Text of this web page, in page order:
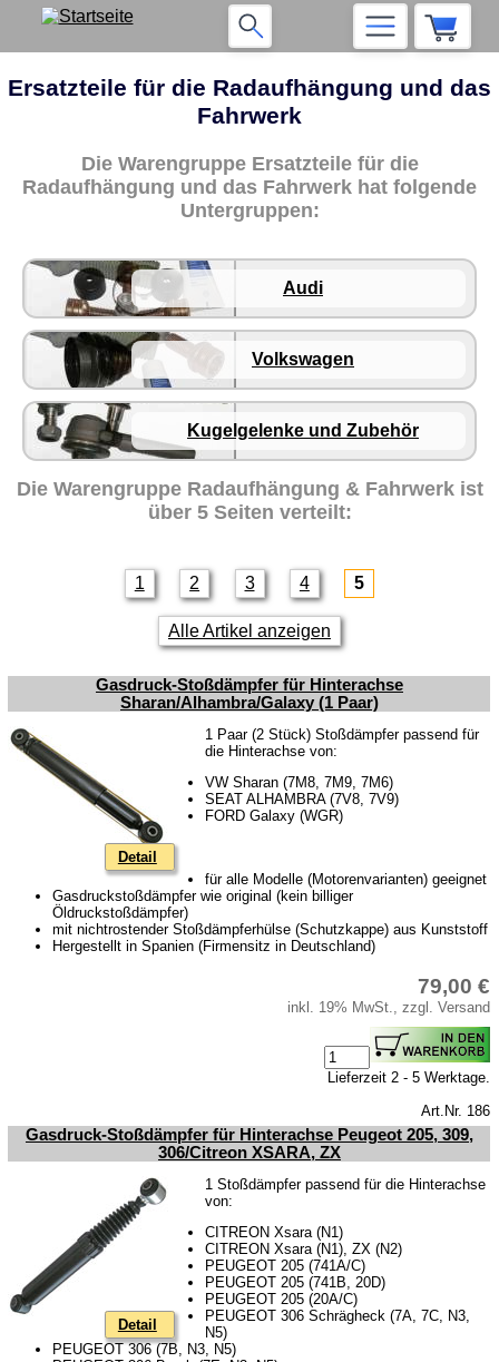
Ersatzteile für die Radaufhängung und das
Fahrwerk
Die Warengruppe Ersatzteile für die
Radaufhängung und das Fahrwerk hat folgende
Untergruppen:
Audi
Volkswagen
Kugelgelenke und Zubehör
Die Warengruppe Radaufhängung & Fahrwerkist
über 5 Seiten verteilt:
1 2 3 4 5
Alle Artikel anzeigen
Gasdruck-Stoßdämpfer für Hinterachse
Sharan/Alhambra/Galaxy (1 Paar)
Detail
1 Paar (2 Stück) Stoßdämpfer passend für
die Hinterachse von:
VW Sharan (7M8, 7M9, 7M6)
SEAT ALHAMBRA (7V8, 7V9)
FORD Galaxy (WGR)
für alle Modelle (Motorenvarianten) geeignet
Gasdruckstoßdämpfer wie original (kein billiger
Öldruckstoßdämpfer)
mit nichtrostender Stoßdämpferhülse (Schutzkappe) aus Kunststoff
Hergestellt in Spanien (Firmensitz in Deutschland)
79,00 €
inkl. 19% MwSt., zzgl. Versand
Lieferzeit 2 - 5 Werktage.
Art.Nr. 186
Gasdruck-Stoßdämpfer für Hinterachse Peugeot 205, 309,
306/Citreon XSARA, ZX
Detail
1 Stoßdämpfer passend für die Hinterachse
von:
CITREON Xsara (N1)
CITREON Xsara (N1), ZX (N2)
PEUGEOT 205 (741A/C)
PEUGEOT 205 (741B, 20D)
PEUGEOT 205 (20A/C)
PEUGEOT 306 Schrägheck (7A, 7C, N3,
N5)
PEUGEOT 306 (7B, N3, N5)